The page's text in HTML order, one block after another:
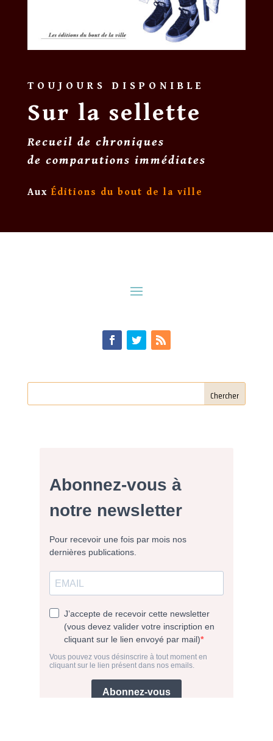
TOUJOURS DISPONIBLE
Sur la sellette
Recueil de chroniques
de comparutions immédiates
Aux Éditions du bout de la ville